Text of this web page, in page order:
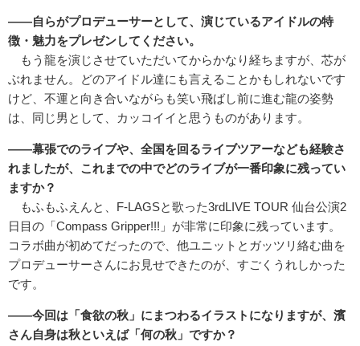
――自らがプロデューサーとして、演じているアイドルの特
徴・魅力をプレゼンしてください。
もう龍を演じさせていただいてからかなり経ちますが、芯が
ぶれません。どのアイドル達にも言えることかもしれないです
けど、不運と向き合いながらも笑い飛ばし前に進む龍の姿勢
は、同じ男として、カッコイイと思うものがあります。
――幕張でのライブや、全国を回るライブツアーなども経験さ
れましたが、これまでの中でどのライブが一番印象に残ってい
ますか？
もふもふえんと、F-LAGSと歌った3rdLIVE TOUR 仙台公演2
日目の「Compass Gripper!!!」が非常に印象に残っています。
コラボ曲が初めてだったので、他ユニットとガッツリ絡む曲を
プロデューサーさんにお見せできたのが、すごくうれしかった
です。
――今回は「食欲の秋」にまつわるイラストになりますが、濱
さん自身は秋といえば「何の秋」ですか？